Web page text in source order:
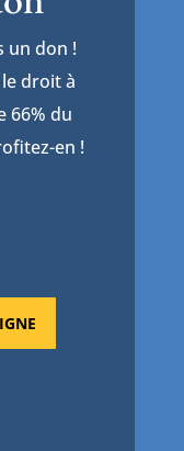
un don !
droit à
66% du
en !